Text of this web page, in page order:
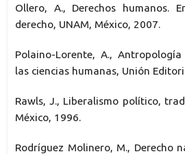
Ollero, A., Derechos humanos.
derecho, UNAM, México, 2007.
Polaino-Lorente, A.,
las ciencias humanas, Unión
Rawls, J., Liberalismo político,
México, 1996.
Rodríguez Molinero, M., Derecho